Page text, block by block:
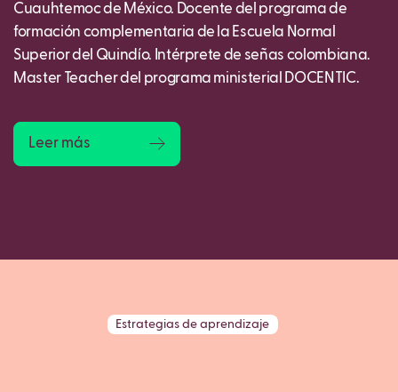
Cuauhtemoc de México. Docente del programa de
formación complementaria de la Escuela Normal
Superior del Quindío. Intérprete de señas colombiana.
Master Teacher del programa ministerial DOCENTIC.
Leer más
Estrategias de aprendizaje